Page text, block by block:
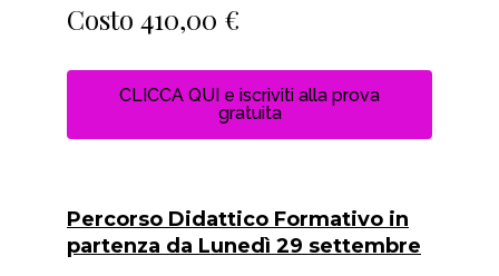
Costo 410,00 €
CLICCA QUI e iscriviti alla prova
gratuita
Percorso Didattico Formativo in
partenza da Lunedì 29 settembre